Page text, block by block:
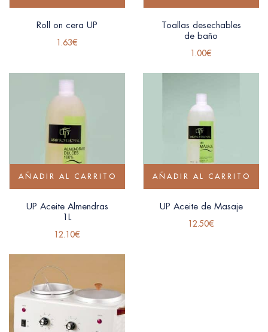
Roll on cera UP
1.63€
Toallas desechables
de baño
1.00€
AÑADIR AL CARRITO
UP Aceite Almendras
1L
12.10€
AÑADIR AL CARRITO
UP Aceite de Masaje
12.50€